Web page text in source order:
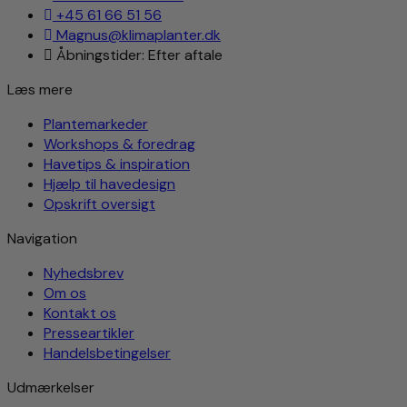
+45 61 66 51 56
Magnus@klimaplanter.dk
Åbningstider: Efter aftale
Læs mere
Plantemarkeder
Workshops & foredrag
Havetips & inspiration
Hjælp til havedesign
Opskrift oversigt
Navigation
Nyhedsbrev
Om os
Kontakt os
Presseartikler
Handelsbetingelser
Udmærkelser